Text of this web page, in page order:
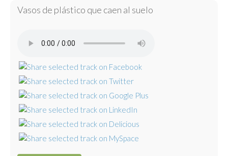
Vasos de plástico que caen al suelo